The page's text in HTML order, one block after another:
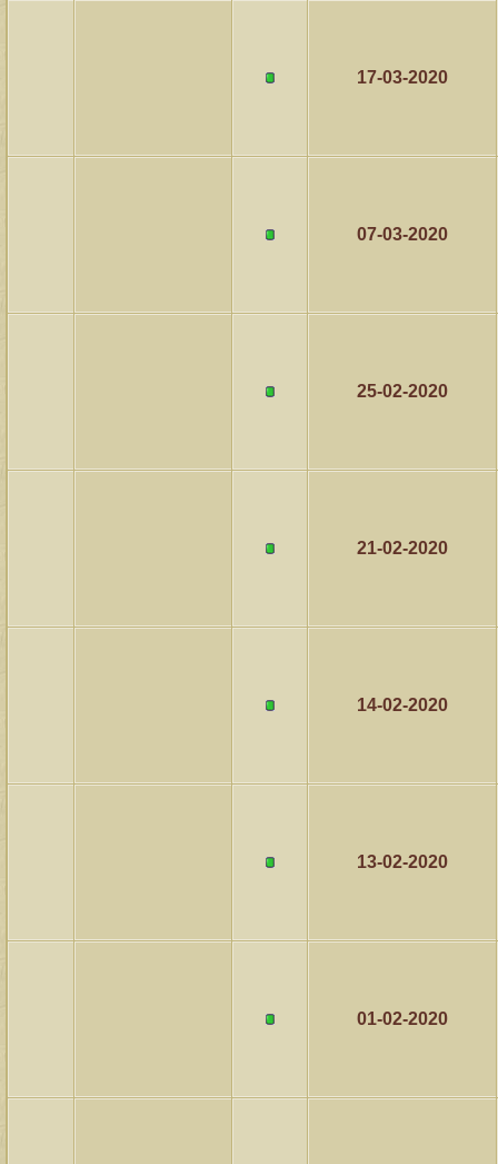
17-03-2020
07-03-2020
25-02-2020
21-02-2020
14-02-2020
13-02-2020
01-02-2020